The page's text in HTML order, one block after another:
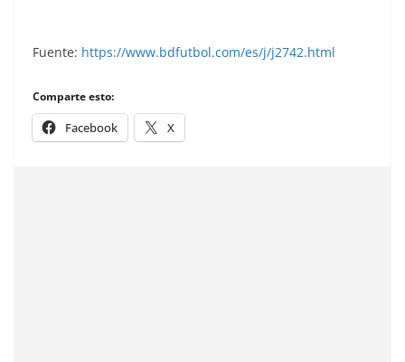
Fuente: https://www.bdfutbol.com/es/j/j2742.html
Comparte esto:
Facebook X